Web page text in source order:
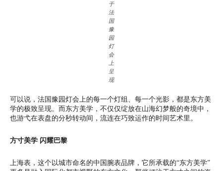
于
法
国
豫
园
灯
会
上
呈
现
可以说，法国豫园灯会上的每一个灯组、每一个光影，都是东方美
学的极致呈现。而东方美学，不仅仅绽放在山海幻梦般的奇境中，
也游弋在表盘的分秒转动间，流连在巧致运作的时间艺术里。
方寸美学 闪耀巴黎
上海表，这个以城市命名的中国腕表品牌，它所承载的“东方美学”